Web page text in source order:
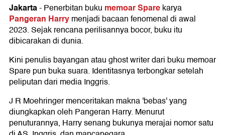
Jakarta-Penerbitan buku memoar Sparekarya
Pangeran Harrymenjadi bacaan fenomenal di awal
2023. Sejak rencana perilisannya bocor, buku itu
dibicarakan di dunia.
Kini penulis bayangan atau ghost writer dari buku memoar
Spare pun buka suara. Identitasnya terbongkar setelah
peliputan dari media Inggris.
J R Moehringer menceritakan makna 'bebas' yang
diungkapkan oleh Pangeran Harry. Menurut
penuturannya, Harry senang bukunya merajai nomor satu